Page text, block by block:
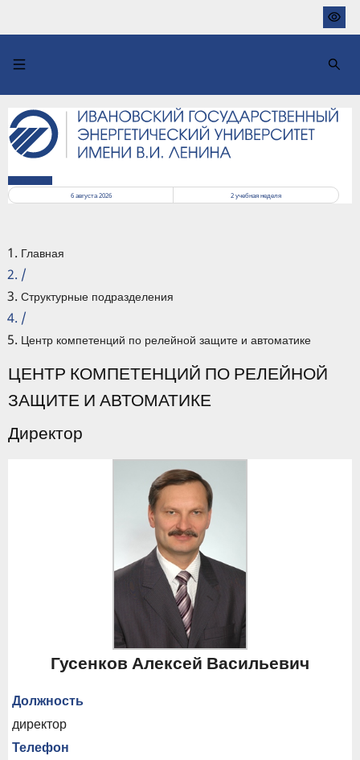
основному
6 августа 2026
2учебная неделя
Главная
/
Структурные подразделения
/
Центр компетенций по релейной защите и автоматике
ЦЕНТР КОМПЕТЕНЦИЙ ПО РЕЛЕЙНОЙ
ЗАЩИТЕ И АВТОМАТИКЕ
Директор
Гусенков Алексей Васильевич
Должность
директор
Телефон